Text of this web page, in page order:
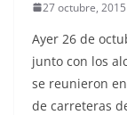
27 octubre, 2015
Ayer 26 de
junto con los
se reunieron
de carreteras